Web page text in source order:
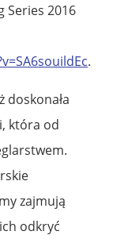
Series 2016
.
doskonała
która od
zajmują
odkryć